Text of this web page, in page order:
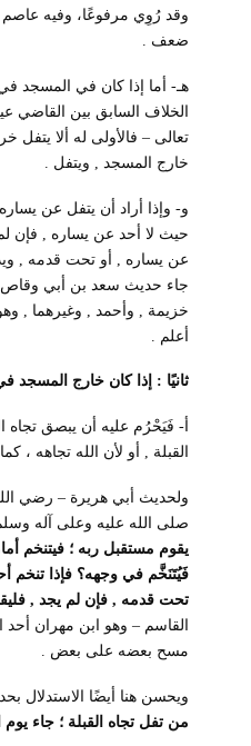
وقد رُوِي مرفوعًا، وفيه عاصم
ضعف .
هـ- أما إذا كان في المسجد
الخلاف السابق بين القاضي
تعالى – فالأولى له ألا يتفل
خارج المسجد , ويتفل .
و- وإذا أراد أن يتفل عن
حيث لا أحد عن يساره , فإن
عن يساره , أو تحت قدمه ,
جاء حديث سعد بن أبي وقاص
خزيمة , وأحمد , وغيرهما ,
أعلم .
ثانيًا : إذا كان خارج المسجد
أ- فَيَحْرُم عليه أن يبصق تجاه
القبلة , أو لأن الله تجاهه ،
ولحديث أبي هريرة – رضي
صلى الله عليه وعلى آله
يقوم مستقبل ربه ؛ فيتنخم
فَيُتَنَخَّم في وجهه؟ فإذا تنخم
تحت قدمه , فإن لم يجد ,
القاسم – وهو ابن مهران أحد
مسح بعضه على بعض .
ويحسن هنا أيضًا الاستدلال
من تفل تجاه القبلة ؛ جاء يوم